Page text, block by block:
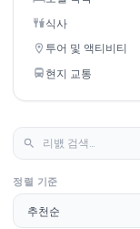
식사
투어 및 액티비티
현지 교통
정렬 기준